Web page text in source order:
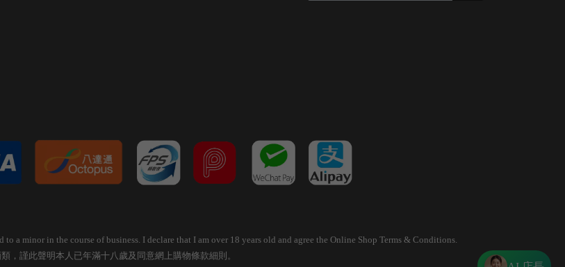
a minor in the course of business. I declare that I am over 18 years old and agree the Online Shop Terms & Conditions.
，謹此聲明本人已年滿十八歲及同意網上購物條款細則。